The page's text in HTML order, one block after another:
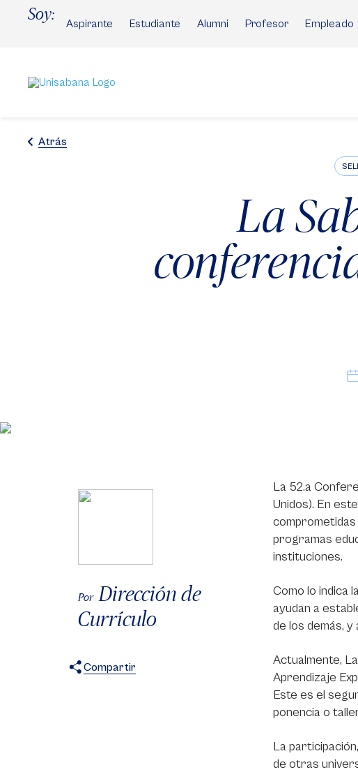
Soy:
Aspirante Estudiante Alumni Profesor Empleado
Atrás
La
Por Dirección de
Currículo
Compartir
La 52.a
Unidos). En
programas
instituciones.
Como lo indica
ayudan a
de los demás,
Actualmente,
Aprendizaje
Este es el
ponencia o
La
de otras